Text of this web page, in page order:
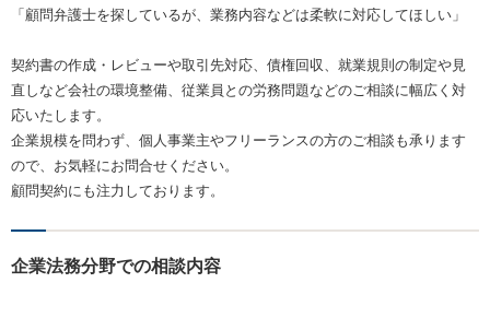
「顧問弁護士を探しているが、業務内容などは柔軟に対応してほしい」
契約書の作成・レビューや取引先対応、債権回収、就業規則の制定や見
直しなど会社の環境整備、従業員との労務問題などのご相談に幅広く対
応いたします。
企業規模を問わず、個人事業主やフリーランスの方のご相談も承ります
ので、お気軽にお問合せください。
顧問契約にも注力しております。
企業法務分野での相談内容